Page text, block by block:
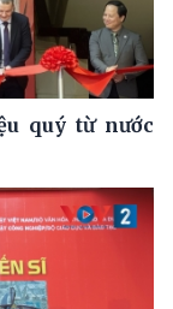
quý từ nước